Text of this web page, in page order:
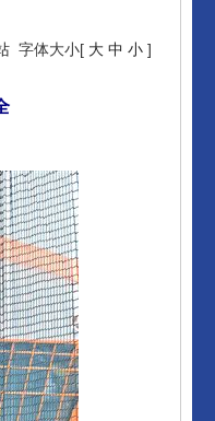
字体大小[ 大 中 小 ]